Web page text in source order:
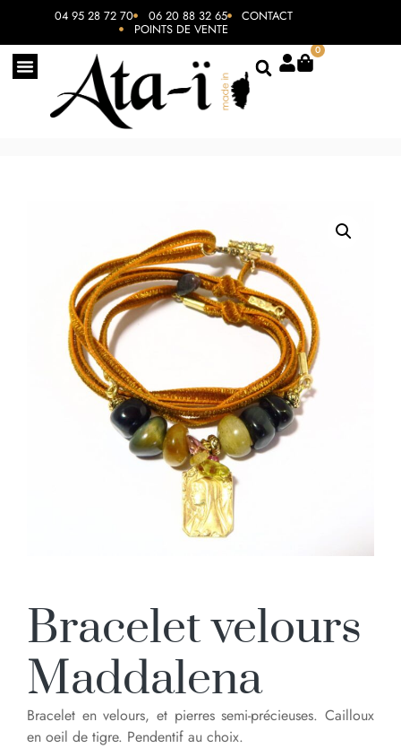
04 95 28 72 70 06 20 88 32 65 CONTACT
POINTS DE VENTE
0
Bracelet velours
Maddalena
Bracelet en velours, et pierres semi-précieuses. Cailloux
en oeil de tigre. Pendentif au choix.